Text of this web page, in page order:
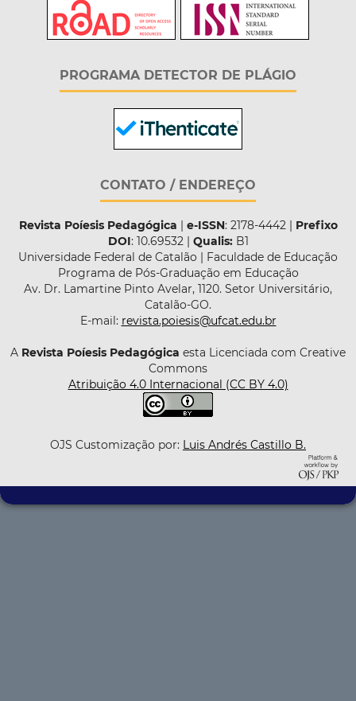
PROGRAMA DETECTOR DE PLÁGIO
CONTATO / ENDEREÇO
Revista Poíesis Pedagógica | e-ISSN: 2178-4442 | Prefixo
DOI: 10.69532 | Qualis:B1
Universidade Federal de Catalão | Faculdade de Educação
Programa de Pós-Graduação em Educação
Av. Dr. Lamartine Pinto Avelar, 1120. Setor Universitário,
Catalão-GO.
E-mail: revista.poiesis@ufcat.edu.br
A Revista Poíesis Pedagógica esta Licenciada com Creative
Commons
Atribuição 4.0 Internacional (CC BY 4.0)
OJS Customização por: Luis Andrés Castillo B.